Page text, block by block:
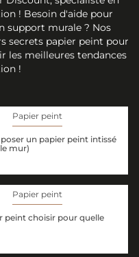
! Besoin d'aide pour
support murale ? Nos
secrets papier peint pour
les meilleures tendances
!
Papier peint
un papier peint intissé
mur)
Papier peint
peint choisir pour quelle